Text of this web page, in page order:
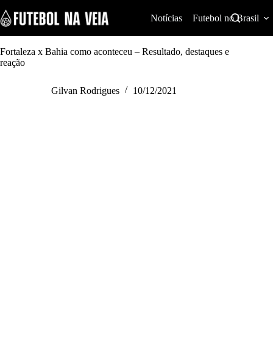
k
i
p
t
o
Notícias Futebol no Brasil
Fortaleza x Bahia como aconteceu – Resultado, destaques e
reação
Gilvan Rodrigues 10/12/2021